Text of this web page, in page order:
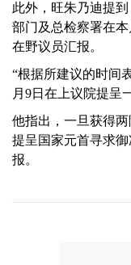
此外，旺朱乃迪提
部门及总检察署在
在野议员汇报。
“根据所建议的时间
月9日在上议院提呈
他指出，一旦获得
提呈国家元首寻求
报。